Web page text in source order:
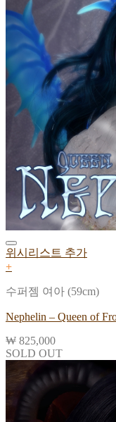
위시리스트 추가
+
수퍼젬 여아 (59cm)
Nephelin – Queen of
₩ 825,000
SOLD OUT